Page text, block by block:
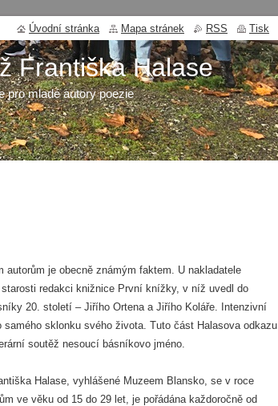
Františka Halase
pro mladé autory poezie
je obecně známým faktem. U nakladatele
redakci knižnice První knížky, v níž uvedl do
20. století – Jiřího Ortena a Jiřího Koláře. Intenzivní
sklonku svého života. Tuto část Halasova odkazu
soutěž nesoucí básníkovo jméno.
Halase, vyhlášené Muzeem Blansko, se v roce
ve věku od 15 do 29 let, je pořádána každoročně od
Úvodní stránka Mapa stránek RSS Tisk